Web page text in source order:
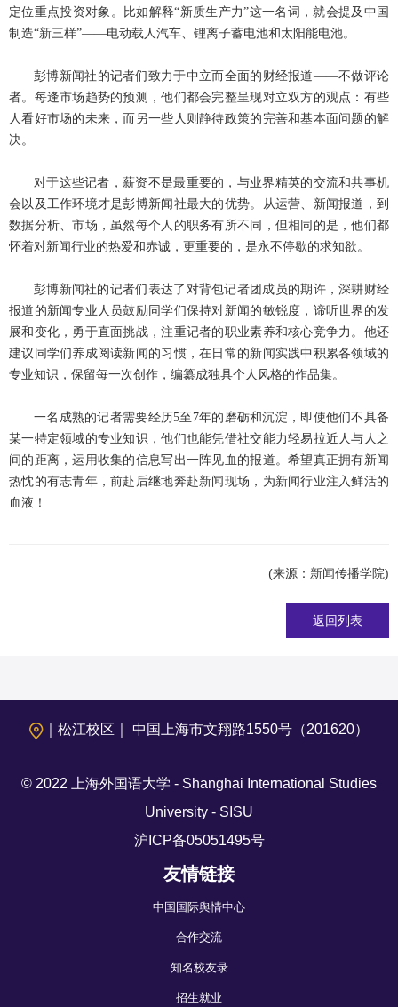
定位重点投资对象。比如解释“新质生产力”这一名词，就会提及中国
制造“新三样”——电动载人汽车、锂离子蓄电池和太阳能电池。
彭博新闻社的记者们致力于中立而全面的财经报道——不做评论
者。每逢市场趋势的预测，他们都会完整呈现对立双方的观点：有些
人看好市场的未来，而另一些人则静待政策的完善和基本面问题的解
决。
对于这些记者，薪资不是最重要的，与业界精英的交流和共事机
会以及工作环境才是彭博新闻社最大的优势。从运营、新闻报道，到
数据分析、市场，虽然每个人的职务有所不同，但相同的是，他们都
怀着对新闻行业的热爱和赤诚，更重要的，是永不停歇的求知欲。
彭博新闻社的记者们表达了对背包记者团成员的期许，深耕财经
报道的新闻专业人员鼓励同学们保持对新闻的敏锐度，谛听世界的发
展和变化，勇于直面挑战，注重记者的职业素养和核心竞争力。他还
建议同学们养成阅读新闻的习惯，在日常的新闻实践中积累各领域的
专业知识，保留每一次创作，编纂成独具个人风格的作品集。
一名成熟的记者需要经历5至 7年的磨砺和沉淀，即使他们不具备
某一特定领域的专业知识，他们也能凭借社交能力轻易拉近人与人之
间的距离，运用收集的信息写出一阵见血的报道。希望真正拥有新闻
热忱的有志青年，前赴后继地奔赴新闻现场，为新闻行业注入鲜活的
血液！
(来源：新闻传播学院)
返回列表
｜松江校区｜ 中国上海市文翔路1550号（201620）
© 2022 上海外国语大学 - Shanghai International Studies
University - SISU
沪ICP备05051495号
友情链接
中国国际舆情中心
合作交流
知名校友录
招生就业